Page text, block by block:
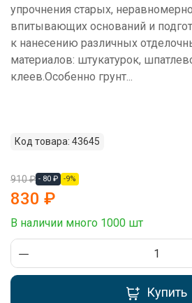
упрочнения старых,
впитывающих оснований и
к нанесению различных
материалов: штукатурок,
клеев.Особенно грунт...
Код товара: 43645
910 ₽ - 80 ₽ -9%
830 ₽
В наличии много 1000 шт
Купить